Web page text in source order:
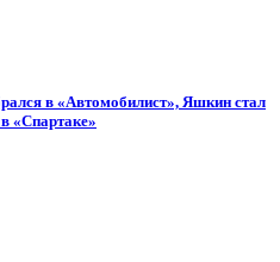
в «Автомобилист», Яшкин стал
«Спартаке»